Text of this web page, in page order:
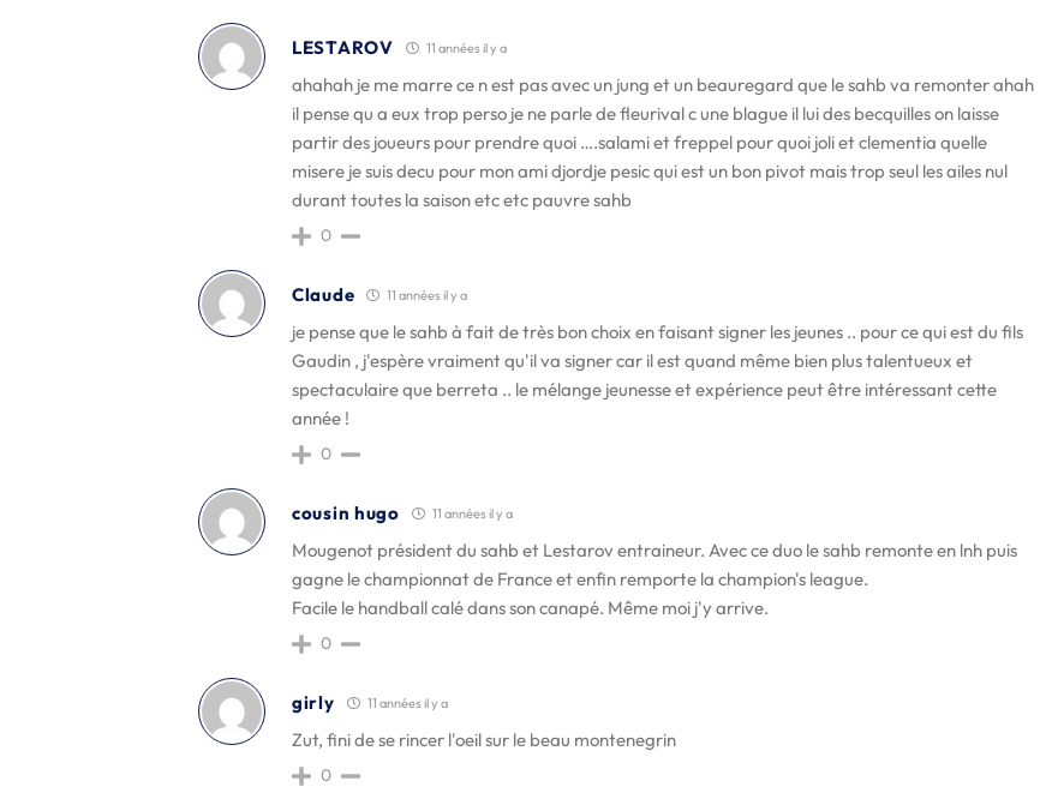
LESTAROV 11 années il y a
ahahah je me marre ce n est pas avec un jung et un beauregard que le sahb va remonter ahah
il pense qu a eux trop perso je ne parle de fleurival c une blague il lui des becquilles on laisse
partir des joueurs pour prendre quoi ….salami et freppel pour quoi joli et clementia quelle
misere je suis decu pour mon ami djordje pesic qui est un bon pivot mais trop seul les ailes nul
durant toutes la saison etc etc pauvre sahb
0
Claude 11 années il y a
je pense que le sahb à fait de très bon choix en faisant signer les jeunes .. pour ce qui est du fils
Gaudin , j'espère vraiment qu'il va signer car il est quand même bien plus talentueux et
spectaculaire que berreta .. le mélange jeunesse et expérience peut être intéressant cette
année !
0
cousin hugo 11 années il y a
Mougenot président du sahb et Lestarov entraineur. Avec ce duo le sahb remonte en lnh puis
gagne le championnat de France et enfin remporte la champion's league.
Facile le handball calé dans son canapé. Même moi j'y arrive.
0
girly 11 années il y a
Zut, fini de se rincer l'oeil sur le beau montenegrin
0